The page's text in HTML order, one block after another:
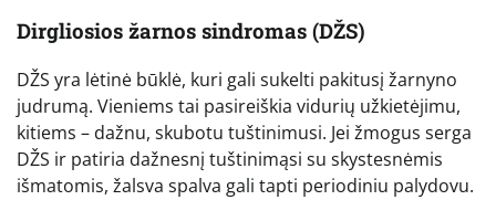
Dirgliosios žarnos sindromas (DŽS)
DŽS yra lėtinė būklė, kuri gali sukelti pakitusį žarnyno
judrumą. Vieniems tai pasireiškia vidurių užkietėjimu,
kitiems – dažnu, skubotu tuštinimusi. Jei žmogus serga
DŽS ir patiria dažnesnį tuštinimąsi su skystesnėmis
išmatomis, žalsva spalva gali tapti periodiniu palydovu.